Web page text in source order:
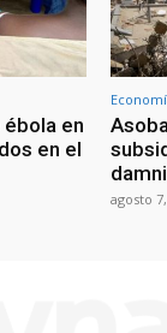
en
en el
agosto